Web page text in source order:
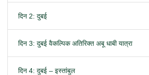
दिन 2: दुबई
दिन 3: दुबई वैकल्पिक अतिरिक्त अबू धाबी यात्रा
दिन 4: दुबई – इस्तांबुल